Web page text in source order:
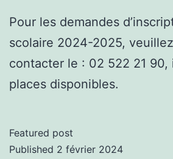
Pour les demandes
scolaire 2024-2025,
contacter le : 02 522 21 90,
places disponibles.
Featured post
Published 2 février 2024